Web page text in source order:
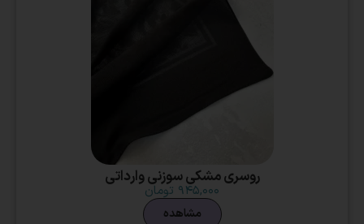
روسری مشکی سوزنی وارداتی
۹۴۵,۰۰۰ تومان
مشاهده